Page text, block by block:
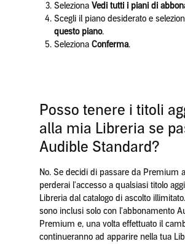
Seleziona Vedi tutti i piani di
Scegli il piano desiderato e
questo piano.
Seleziona Conferma.
Posso tenere i titoli
alla mia Libreria se
Audible Standard?
No. Se decidi di passare da Premium
perderai l'accesso a qualsiasi titolo
Libreria dal catalogo di ascolto
sono inclusi solo con l'abbonamento
Premium e, una volta effettuato il
continueranno ad apparire nella tua